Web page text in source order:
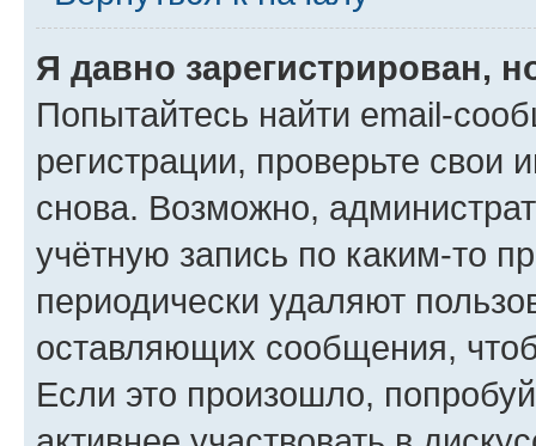
Я давно зарегистрирован,
Попытайтесь найти email-
регистрации, проверьте свои
снова. Возможно,
учётную запись по каким-то
периодически удаляют
оставляющих сообщения,
Если это произошло,